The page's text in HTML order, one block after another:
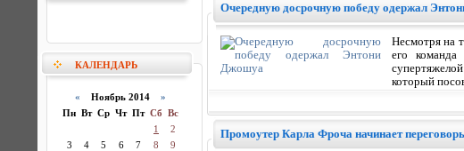
КАЛЕНДАРЬ
« Ноябрь 2014 »
Пн Вт Ср Чт Пт Сб Вс
1
2
3
4 5 6 7 8
9
Очередную досрочную победу одержал
Несмотря на
его команда
который
Промоутер Карла Фроча начинает